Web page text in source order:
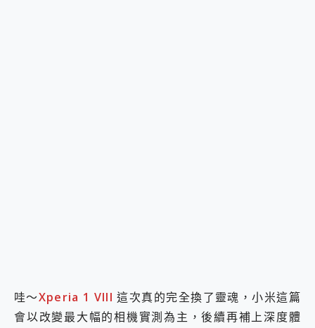
哇～Xperia 1 VIII 這次真的完全換了靈魂，小米這篇
會以改變最大幅的相機實測為主，後續再補上深度體